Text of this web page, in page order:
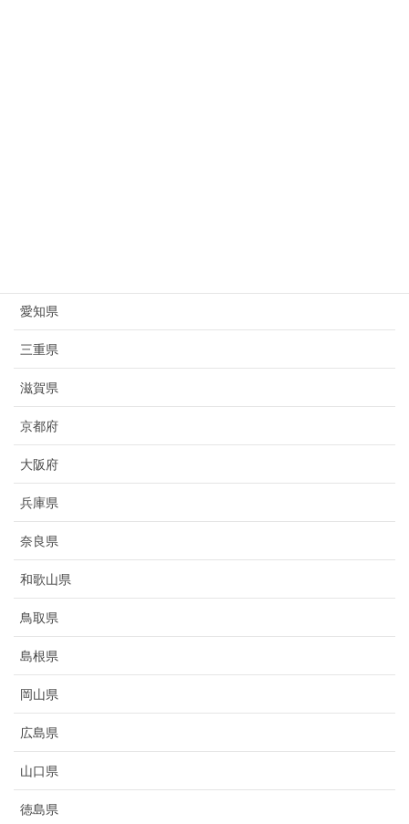
愛知県
三重県
滋賀県
京都府
大阪府
兵庫県
奈良県
和歌山県
鳥取県
島根県
岡山県
広島県
山口県
徳島県